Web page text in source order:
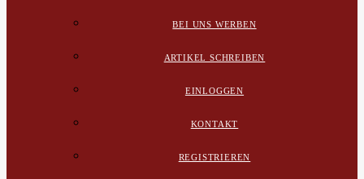
BEI UNS WERBEN
ARTIKEL SCHREIBEN
EINLOGGEN
KONTAKT
REGISTRIEREN